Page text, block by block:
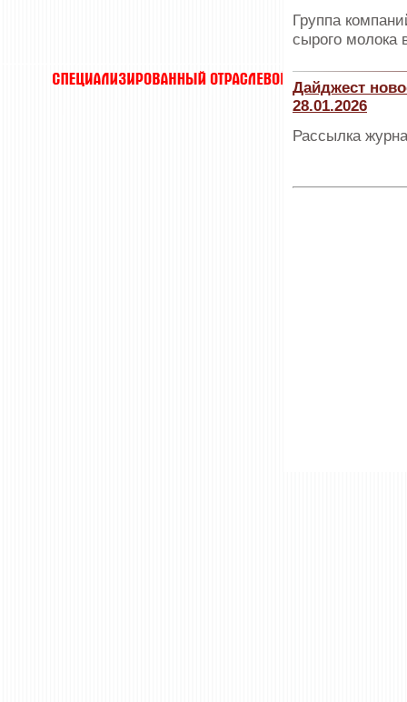
Группа
сырого молока
Дайджест
28.01.2026
Рассылка